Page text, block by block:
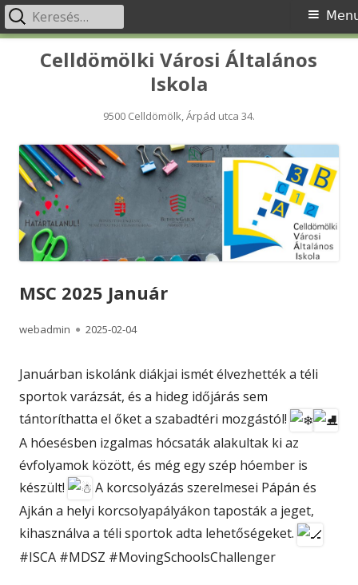
Celldömölki Városi Általános
Iskola
9500 Celldömölk, Árpád utca 34.
Primary
Menu
Keresés:
MSC 2025 Január
Author
webadmin
Published
2025-02-04
Januárban iskolánk diákjai ismét élvezhették a téli
sportok varázsát, és a hideg időjárás sem
tántoríthatta el őket a szabadtéri mozgástól!
A hóesésben izgalmas hócsaták alakultak ki az
évfolyamok között, és még egy szép hóember is
készült!
A korcsolyázás szerelmesei Pápán és
Ajkán a helyi korcsolyapályákon taposták a jeget,
kihasználva a téli sportok adta lehetőségeket.
#ISCA #MDSZ #MovingSchoolsChallenger